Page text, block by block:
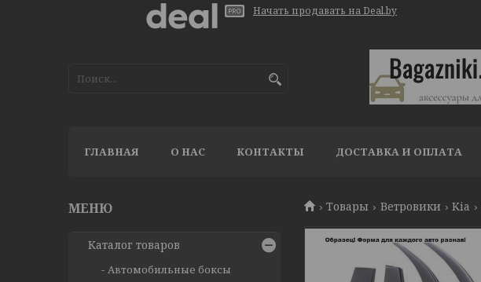
Начать продавать на Deal.by
ГЛАВНАЯ О НАС КОНТАКТЫ ДОСТАВКА И ОПЛАТА
Товары Ветровики Kia
Каталог товаров
Автомобильные боксы